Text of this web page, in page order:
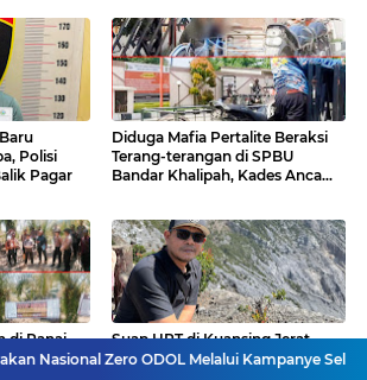
Polisi
Pagar
Diduga Mafia Pertalite Beraksi
Terang-terangan di SPBU
Bandar Khalipah, Kades Ancam
di Panai
Tahap
Suap HPT di Kuansing Jerat
Menhut, KPK Didesak Periksa
ODOL Melalui Kampanye Selamat Sampai